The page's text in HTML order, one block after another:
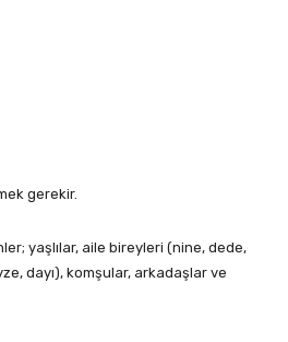
gerekir.
yaşlılar, aile bireyleri (nine, dede,
dayı), komşular, arkadaşlar ve